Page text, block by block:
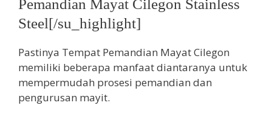
Pemandian Mayat Cilegon Stainless
Steel[/su_highlight]
Pastinya Tempat Pemandian Mayat Cilegon
memiliki beberapa manfaat diantaranya untuk
mempermudah prosesi pemandian dan
pengurusan mayit.